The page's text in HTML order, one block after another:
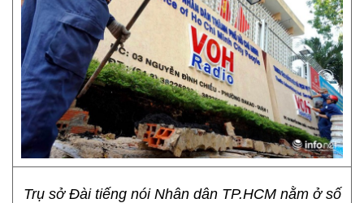
Trụ sở Đài tiếng nói Nhân dân TP.HCM nằm ở số